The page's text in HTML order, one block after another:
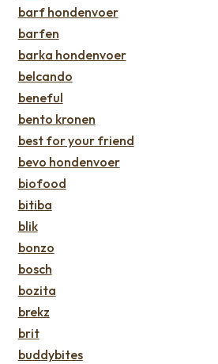
barf hondenvoer
barfen
barka hondenvoer
belcando
beneful
bento kronen
best for your friend
bevo hondenvoer
biofood
bitiba
blik
bonzo
bosch
bozita
brekz
brit
buddybites